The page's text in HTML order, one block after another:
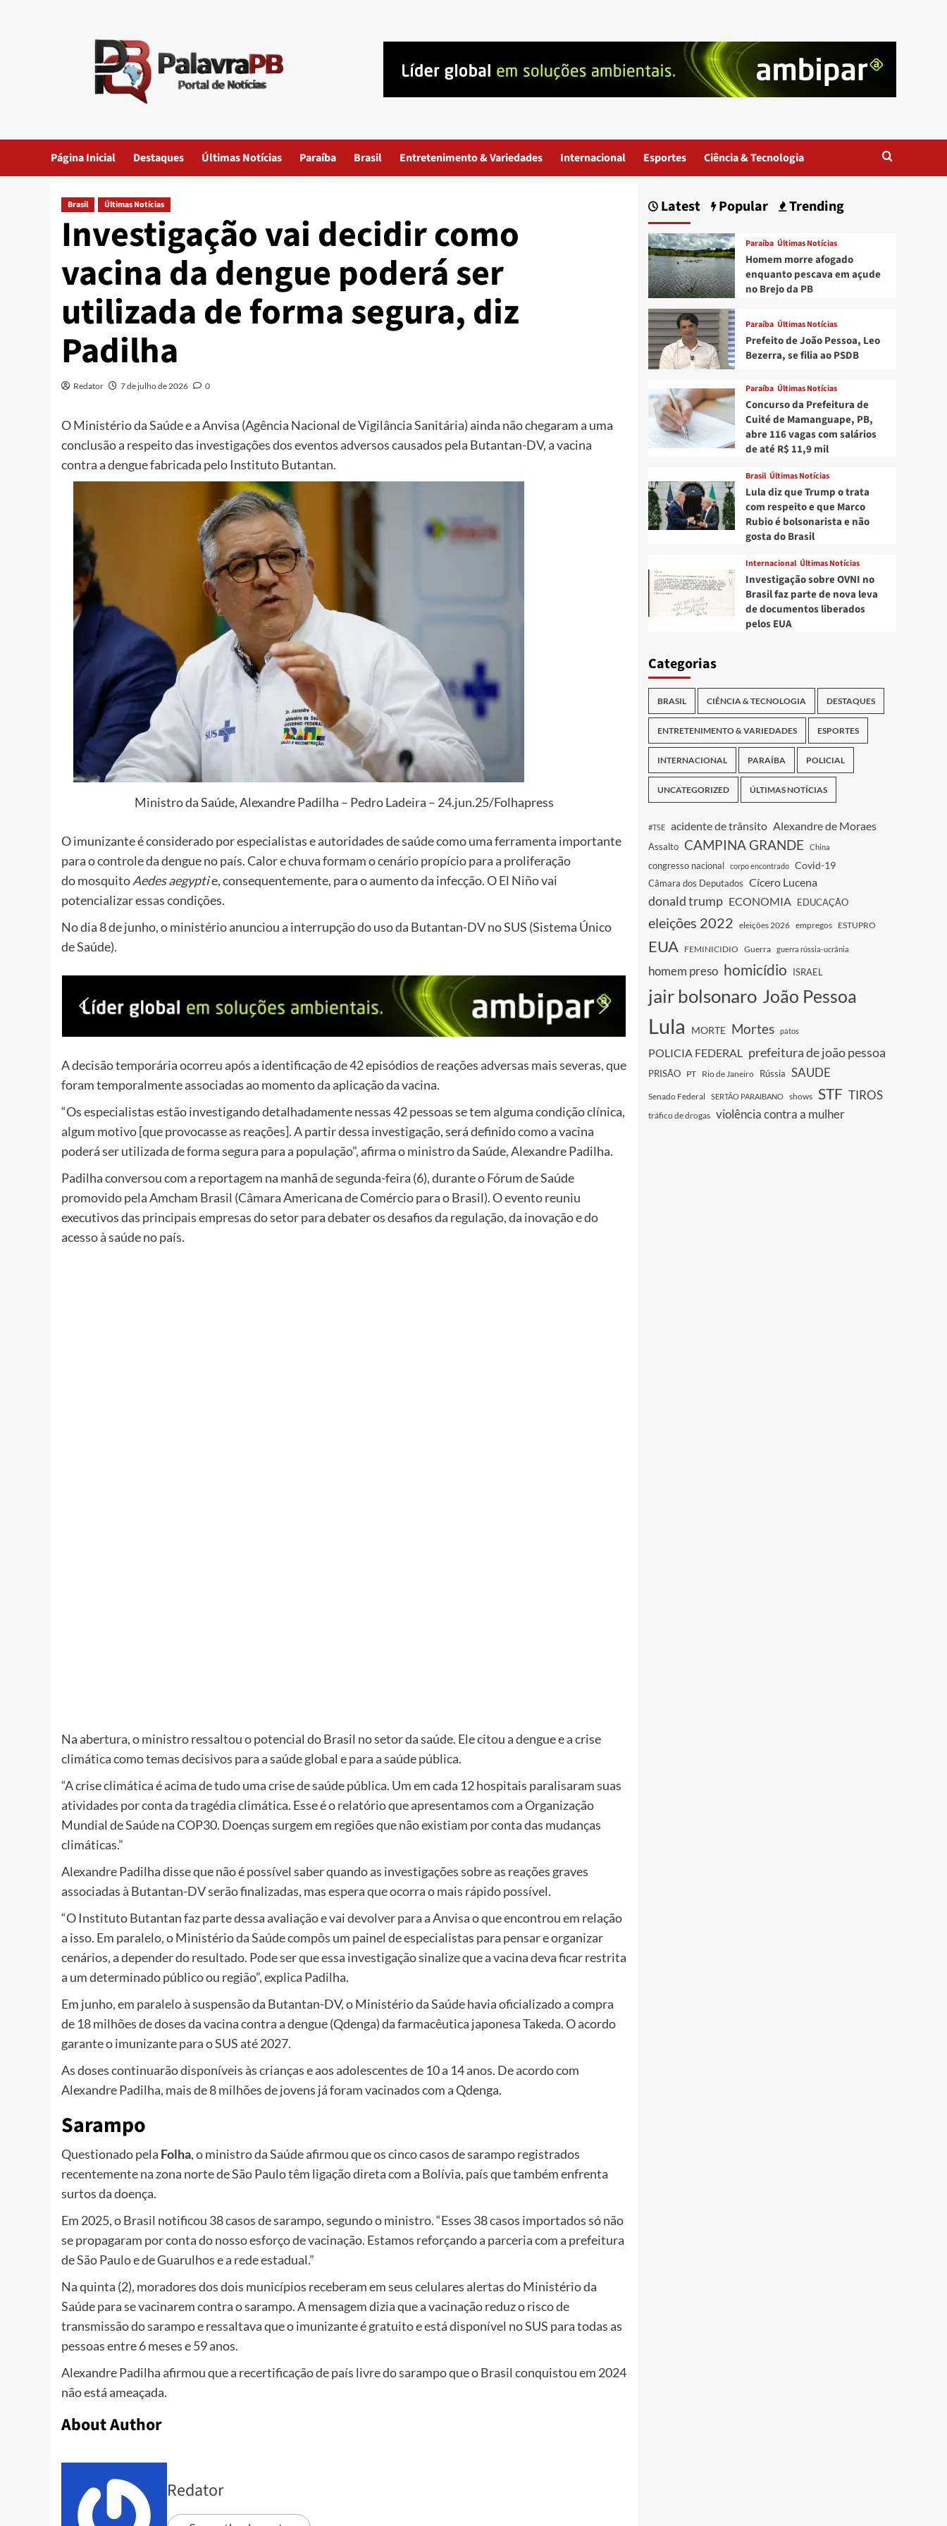
Página Inicial Destaques Últimas Notícias Paraíba Brasil Entretenimento & Variedades Internacional Esportes Ciência & Tecnologia
Brasil Últimas Notícias
Investigação vai decidir como
vacina da dengue poderá ser
utilizada de forma segura, diz
Padilha
Redator 7 de julho de 2026 0
O Ministério da Saúde e a Anvisa (Agência Nacional de Vigilância Sanitária) ainda não chegaram a uma
conclusão a respeito das investigações dos eventos adversos causados pela Butantan-DV, a vacina
contra a dengue fabricada pelo Instituto Butantan.
Ministro da Saúde, Alexandre Padilha – Pedro Ladeira – 24.jun.25/Folhapress
O imunizante é considerado por especialistas e autoridades de saúde como uma ferramenta importante
para o controle da dengue no país. Calor e chuva formam o cenário propício para a proliferação
do mosquitoAedes aegyptie, consequentemente, para o aumento da infecção. O El Niño vai
potencializar essas condições.
No dia 8 de junho, o ministério anunciou a interrupção do uso da Butantan-DV no SUS (Sistema Único
de Saúde).
A decisão temporária ocorreu após a identificação de 42 episódios de reações adversas mais severas, que
foram temporalmente associadas ao momento da aplicação da vacina.
“Os especialistas estão investigando detalhadamente nessas 42 pessoas se tem alguma condição clínica,
algum motivo [que provocasse as reações]. A partir dessa investigação, será definido como a vacina
poderá ser utilizada de forma segura para a população”, afirma o ministro da Saúde, Alexandre Padilha.
Padilha conversou com a reportagem na manhã de segunda-feira (6), durante o Fórum de Saúde
promovido pela Amcham Brasil (Câmara Americana de Comércio para o Brasil). O evento reuniu
executivos das principais empresas do setor para debater os desafios da regulação, da inovação e do
acesso à saúde no país.
Na abertura, o ministro ressaltou o potencial do Brasil no setor da saúde. Ele citou a dengue e a crise
climática como temas decisivos para a saúde global e para a saúde pública.
“A crise climática é acima de tudo uma crise de saúde pública. Um em cada 12 hospitais paralisaram suas
atividades por conta da tragédia climática. Esse é o relatório que apresentamos com a Organização
Mundial de Saúde na COP30. Doenças surgem em regiões que não existiam por conta das mudanças
climáticas.”
Alexandre Padilha disse que não é possível saber quando as investigações sobre as reações graves
associadas à Butantan-DV serão finalizadas, mas espera que ocorra o mais rápido possível.
“O Instituto Butantan faz parte dessa avaliação e vai devolver para a Anvisa o que encontrou em relação
a isso. Em paralelo, o Ministério da Saúde compôs um painel de especialistas para pensar e organizar
cenários, a depender do resultado. Pode ser que essa investigação sinalize que a vacina deva ficar restrita
a um determinado público ou região”, explica Padilha.
Em junho, em paralelo à suspensão da Butantan-DV, o Ministério da Saúde havia oficializado a compra
de 18 milhões de doses da vacina contra a dengue (Qdenga) da farmacêutica japonesa Takeda. O acordo
garante o imunizante para o SUS até 2027.
As doses continuarão disponíveis às crianças e aos adolescentes de 10 a 14 anos. De acordo com
Alexandre Padilha, mais de 8 milhões de jovens já foram vacinados com a Qdenga.
Sarampo
Questionado pela Folha, o ministro da Saúde afirmou que os cinco casos de sarampo registrados
recentemente na zona norte de São Paulo têm ligação direta com a Bolívia, país que também enfrenta
surtos da doença.
Em 2025, o Brasil notificou 38 casos de sarampo, segundo o ministro. “Esses 38 casos importados só não
se propagaram por conta do nosso esforço de vacinação. Estamos reforçando a parceria com a prefeitura
de São Paulo e de Guarulhos e a rede estadual.”
Na quinta (2), moradores dos dois municípios receberam em seus celulares alertas do Ministério da
Saúde para se vacinarem contra o sarampo. A mensagem dizia que a vacinação reduz o risco de
transmissão do sarampo e ressaltava que o imunizante é gratuito e está disponível no SUS para todas as
pessoas entre 6 meses e 59 anos.
Alexandre Padilha afirmou que a recertificação de país livre do sarampo que o Brasil conquistou em 2024
não está ameaçada.
About Author
Redator
Latest Popular Trending
Paraíba Últimas Notícias
Homem morre afogado
enquanto pescava em açude
no Brejo da PB
Paraíba Últimas Notícias
Prefeito de João Pessoa, Leo
Bezerra, se filia ao PSDB
Paraíba Últimas Notícias
Concurso da Prefeitura de
Cuité de Mamanguape, PB,
abre 116 vagas com salários
de até R$ 11,9 mil
Brasil Últimas Notícias
Lula diz que Trump o trata
com respeito e que Marco
Rubio é bolsonarista e não
gosta do Brasil
Internacional Últimas Notícias
Investigação sobre OVNI no
Brasil faz parte de nova leva
de documentos liberados
pelos EUA
Categorias
BRASIL CIÊNCIA & TECNOLOGIA DESTAQUES
ENTRETENIMENTO & VARIEDADES ESPORTES
INTERNACIONAL PARAÍBA POLICIAL
UNCATEGORIZED ÚLTIMAS NOTÍCIAS
#TSE acidente de trânsito Alexandre de Moraes
Assalto CAMPINA GRANDE China
congresso nacional corpo encontrado Covid-19
Câmara dos Deputados Cícero Lucena
donald trump ECONOMIA EDUCAÇÃO
eleições 2022 eleições 2026 empregos ESTUPRO
EUA FEMINICIDIO Guerra guerra rússia-ucrânia
homem preso homicídio ISRAEL
jair bolsonaro João Pessoa
Lula MORTE Mortes patos
POLICIA FEDERAL prefeitura de joão pessoa
PRISÃO PT Rio de Janeiro Rússia SAUDE
Senado Federal SERTÃO PARAIBANO shows STF TIROS
tráfico de drogas violência contra a mulher